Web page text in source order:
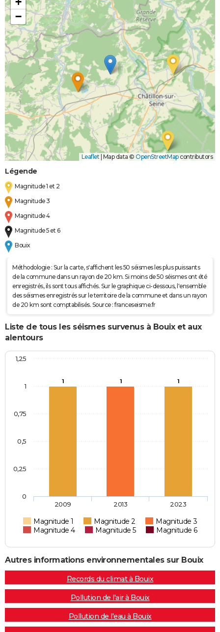
−
Leaflet | Map data © OpenStreetMapcontributors
Légende
Magnitude 1 et 2
Magnitude 3
Magnitude 4
Magnitude 5 et 6
Bouix
Méthodologie : Sur la carte, s'affichent les 50 séismes les plus puissants
de la commune dans un rayon de 20 km. Si moins de 50 séismes ont été
enregistrés, ils sont tous affichés. Sur le graphique ci-dessous, l'ensemble
des séismes enregistrés sur le territoire de la commune et dans un rayon
de 20 km sont comptabilisés. Source : franceseisme.fr
Liste de tous les séismes survenus à Bouix et aux
alentours
1 1 1
Magnitude 1 Magnitude 2
Magnitude 3
Magnitude 4
Magnitude 5 Magnitude 6
2009 2013 2023
0
0,25
0,5
0,75
1
1,25
Autres informations environnementales sur Bouix
Records du climat à Bouix
Pollution de l'air à Bouix
Pollution de l'eau à Bouix